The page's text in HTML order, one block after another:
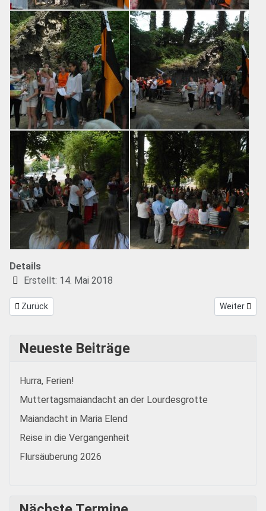
Neueste Beiträge
Hurra, Ferien!
Muttertagsmaiandacht an der Lourdesgrotte
Maiandacht in Maria Elend
Reise in die Vergangenheit
Flursäuberung 2026
Details
Erstellt: 14. Mai 2018
Vorheriger Beitrag: Luftballonwettbewerb 2018
Zurück Nächster
Weiter